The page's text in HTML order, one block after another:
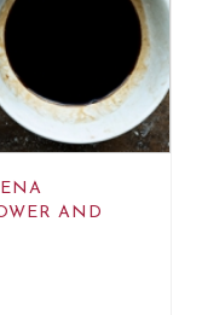
AND